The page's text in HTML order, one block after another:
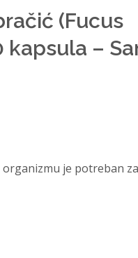
(Fucus
kapsula –
je potreban